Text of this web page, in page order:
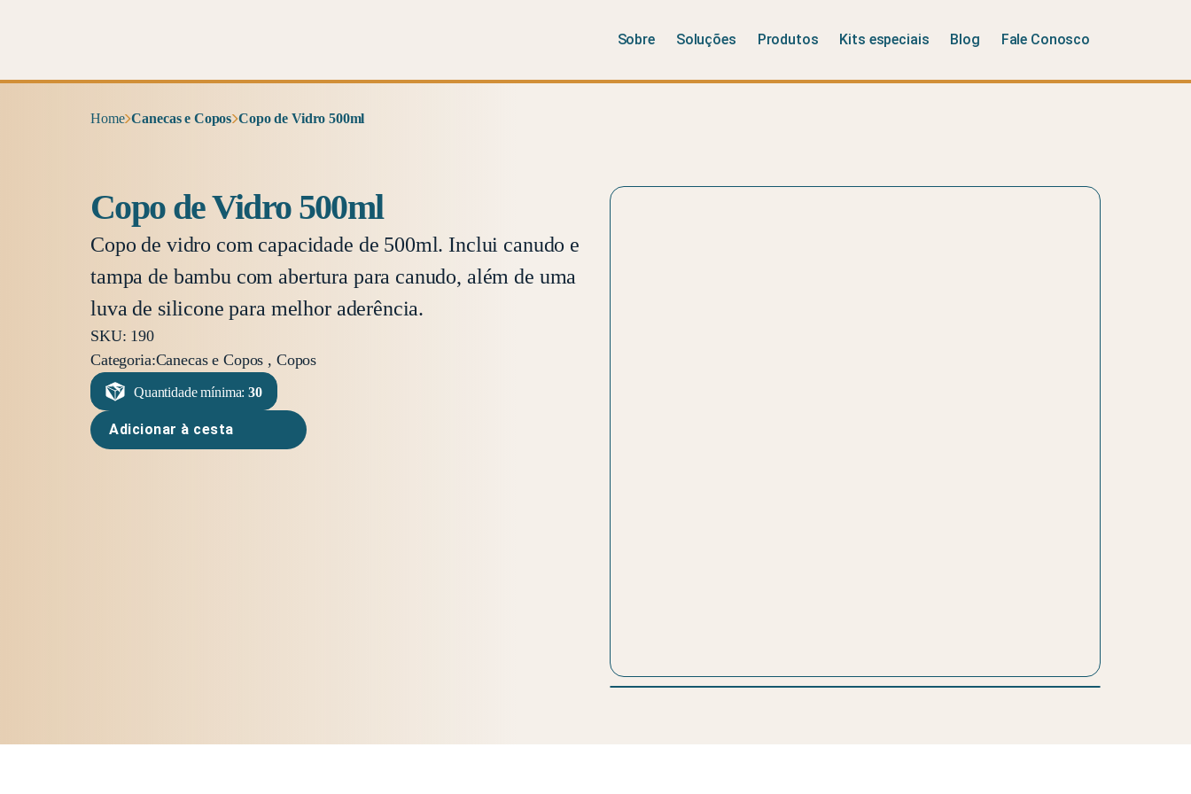
Sobre Soluções Produtos Kits especiais Blog Fale Conosco
Home Canecas e Copos Copo de Vidro 500ml
Copo de Vidro 500ml
Copo de vidro com capacidade de 500ml. Inclui canudo e
tampa de bambu com abertura para canudo, além de uma
luva de silicone para melhor aderência.
SKU: 190
Categoria:Canecas e Copos , Copos
Quantidade mínima:30
Adicionar à cesta